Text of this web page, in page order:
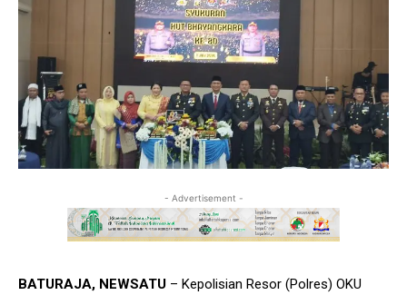
- Advertisement -
BATURAJA, NEWSATU – Kepolisian Resor (Polres) OKU